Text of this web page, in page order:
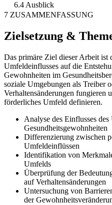
6.4 Ausblick
7 ZUSAMMENFASSUNG
Zielsetzung &
Das primäre Ziel dieser Arbeit ist
Umfeldeinflusses auf die
Gewohnheiten im
soziale Umgebungen als Treiber
Verhaltensänderungen fungieren
förderliches Umfeld definieren.
Analyse des Einflusses
Gesundheitsgewohnheiten
Differenzierung zwischen
Umfeldeinflüssen
Identifikation von
Umfelds
Überprüfung der
auf Verhaltensänderungen
Untersuchung von
der